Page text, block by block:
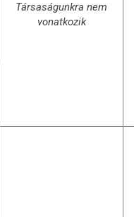
Társaságunkra nem
vonatkozik